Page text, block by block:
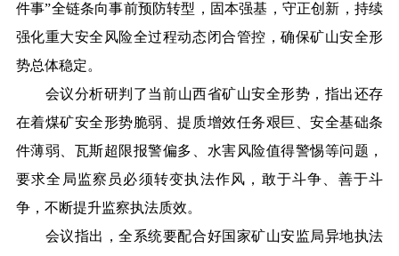
件事”全链条向事前预防转型，固本强基，守正创新，持续
强化重大安全风险全过程动态闭合管控，确保矿山安全形
势总体稳定。
会议分析研判了当前山西省矿山安全形势，指出还存
在着煤矿安全形势脆弱、提质增效任务艰巨、安全基础条
件薄弱、瓦斯超限报警偏多、水害风险值得警惕等问题，
要求全局监察员必须转变执法作风，敢于斗争、善于斗
争，不断提升监察执法质效。
会议指出，全系统要配合好国家矿山安监局异地执法